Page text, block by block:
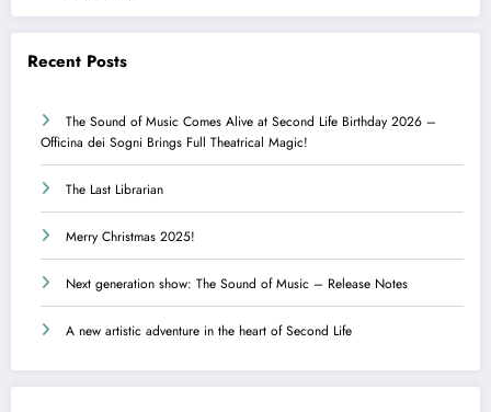
Recent Posts
The Sound of Music Comes Alive at Second Life Birthday 2026 –
Officina dei Sogni Brings Full Theatrical Magic!
The Last Librarian
Merry Christmas 2025!
Next generation show: The Sound of Music – Release Notes
A new artistic adventure in the heart of Second Life